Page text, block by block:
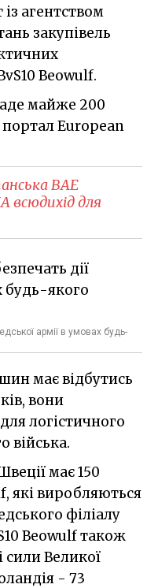
агентством
закупівель
Beowulf.
майже 200
European
BAE
для
армії в умовах будь-
має відбутись
вони
логістичного
війська.
має 150
які виробляються
філіалу
Beowulf також
Великої
- 73